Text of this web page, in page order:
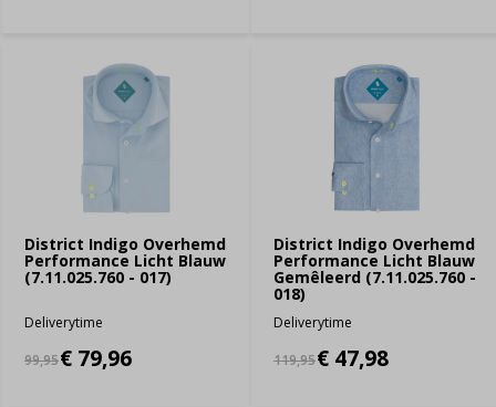
District Indigo Overhemd
Performance Licht Blauw
(7.11.025.760 - 017)
Deliverytime
99,95€ 79,96
District Indigo Overhemd
Performance Licht Blauw
Gemêleerd (7.11.025.760 -
018)
Deliverytime
119,95€ 47,98